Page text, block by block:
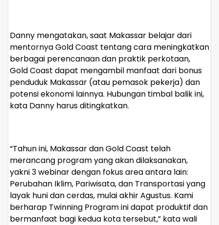
Danny mengatakan, saat Makassar belajar dari
mentornya Gold Coast tentang cara meningkatkan
berbagai perencanaan dan praktik perkotaan,
Gold Coast dapat mengambil manfaat dari bonus
penduduk Makassar (atau pemasok pekerja) dan
potensi ekonomi lainnya. Hubungan timbal balik ini,
kata Danny harus ditingkatkan.
“Tahun ini, Makassar dan Gold Coast telah
merancang program yang akan dilaksanakan,
yakni 3 webinar dengan fokus area antara lain:
Perubahan Iklim, Pariwisata, dan Transportasi yang
layak huni dan cerdas, mulai akhir Agustus. Kami
berharap Twinning Program ini dapat produktif dan
bermanfaat bagi kedua kota tersebut,” kata wali